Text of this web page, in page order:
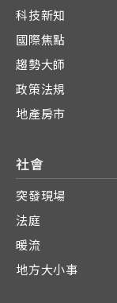
科技新知
國際焦點
趨勢大師
政策法規
地產房市
社會
突發現場
法庭
暖流
地方大小事